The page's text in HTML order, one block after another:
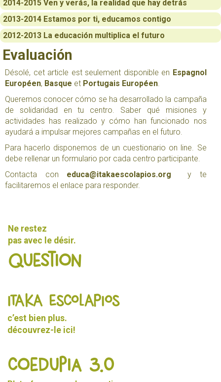
2014-2015 Ven y verás, la realidad que hay detrás
2013-2014 Estamos por ti, educamos contigo
2012-2013 La educación multiplica el futuro
Evaluación
Désolé, cet article est seulement disponible en Espagnol
Européen, Basque et Portugais Européen.
Queremos conocer cómo se ha desarrollado la campaña
de solidaridad en tu centro. Saber qué misiones y
actividades has realizado y cómo han funcionado nos
ayudará a impulsar mejores campañas en el futuro.
Para hacerlo disponemos de un cuestionario on line. Se
debe rellenar un formulario por cada centro participante.
Contacta con educa@itakaescolapios.org y te
facilitaremos el enlace para responder.
Ne restez
pas avec le désir.
Question
ITAKA ESCOLAPIOS
c’est bien plus.
découvrez-le ici!
Coedupia 3.0